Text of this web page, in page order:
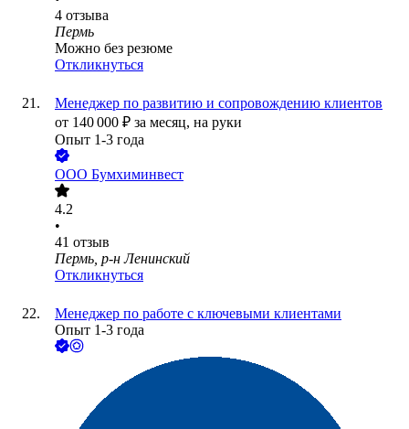
4 отзыва
Пермь
Можно без резюме
Откликнуться
Менеджер по развитию и сопровождению клиентов
от 140 000 ₽ за месяц, на руки
Опыт 1-3 года
ООО Бумхиминвест
4.2
•
41 отзыв
Пермь, р-н Ленинский
Откликнуться
Менеджер по работе с ключевыми клиентами
Опыт 1-3 года